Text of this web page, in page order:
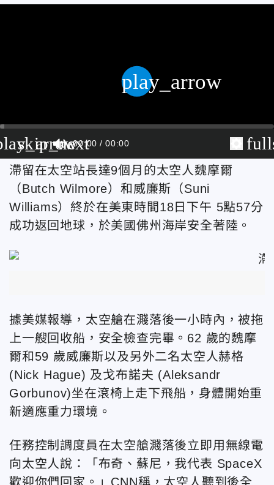
skip_next
00:00 00:00
play_arrow
滯留在太空站長達9個月的太空人魏摩爾
（Butch Wilmore）和威廉斯（Suni
Williams）終於在美東時間18日 下午 5點57分
成功返回地球，於美國佛州海岸安全著陸。
據美媒報導，太空艙在濺落後一小時內，被拖
上一艘回收船，安全檢查完畢。 62 歲的魏摩
爾和59 歲威廉斯以及另外二名太空人赫格
(Nick Hague) 及戈布諾夫 (Aleksandr
Gorbunov)坐在滾椅上走下飛船，身體開始重
新適應重力環境。
任務控制調度員在太空艙濺落後立即用無線電
向太空人說：
「布奇、蘇尼，我代表 SpaceX
歡迎你們回家。」 CNN稱，太空人聽到後全